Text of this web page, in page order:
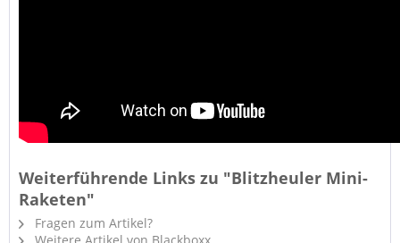
Weiterführende Links zu "Blitzheuler Mini-
Raketen"
Fragen zum Artikel?